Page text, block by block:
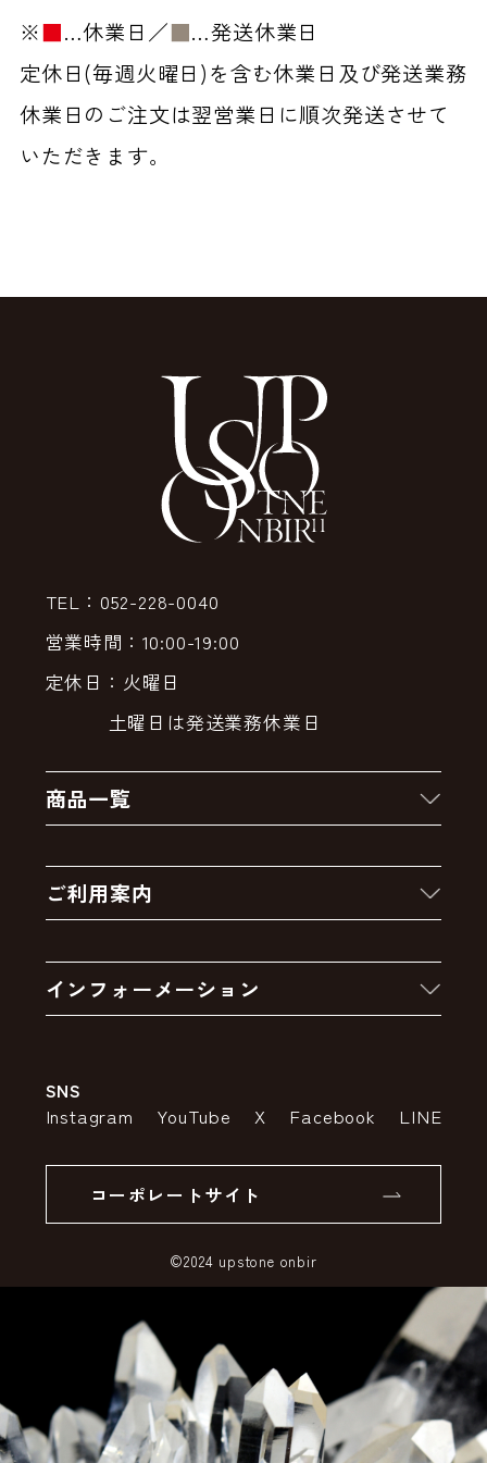
※■…休業日／■…発送休業日
定休日(毎週火曜日)を含む休業日及び発送業務
休業日のご注文は翌営業日に順次発送させて
いただきます。
TEL：052-228-0040
営業時間：10:00-19:00
定休日：火曜日
土曜日は発送業務休業日
商品一覧
クーポン
卸販売・大量注文
アウトレットセール
ご利用案内
お支払いについて
インフォーメーション
特定商取引法の表示
SSLサーバー証明書とは
SNS
Instagram YouTube X Facebook LINE
コーポレートサイト
©2024 upstone onbir